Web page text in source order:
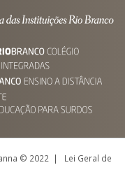
© 2022 | Lei Geral de